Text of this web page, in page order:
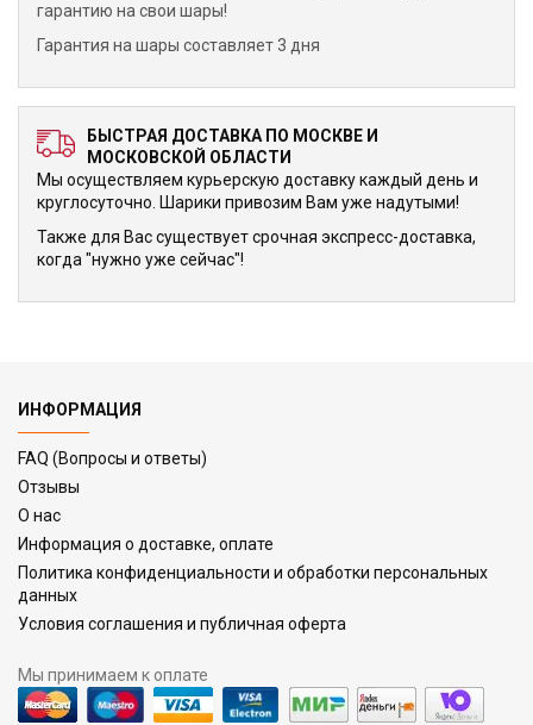
гарантию на свои шары!
Гарантия на шары составляет 3 дня
БЫСТРАЯ ДОСТАВКА ПО МОСКВЕ И
МОСКОВСКОЙ ОБЛАСТИ
Мы осуществляем курьерскую доставку каждый день и
круглосуточно. Шарики привозим Вам уже надутыми!
Также для Вас существует срочная экспресс-доставка,
когда "нужно уже сейчас"!
ИНФОРМАЦИЯ
FAQ (Вопросы и ответы)
Отзывы
О нас
Информация о доставке, оплате
Политика конфиденциальности и обработки персональных
данных
Условия соглашения и публичная оферта
Мы принимаем к оплате